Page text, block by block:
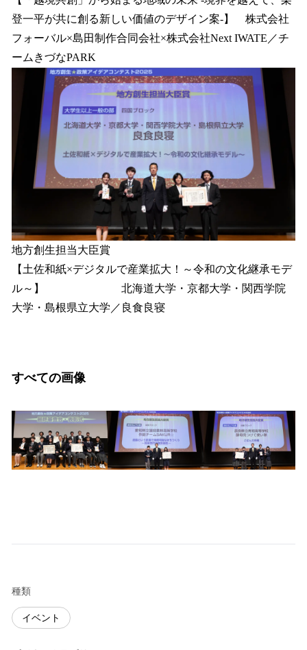
登一平が共に創る新しい価値のデザイン案-】 株式会社
フォーバル×島田制作合同会社×株式会社Next IWATE／チ
ームきづなPARK
地方創生担当大臣賞
【土佐和紙×デジタルで産業拡大！～令和の文化継承モデ
ル～】 北海道大学・京都大学・関西学院
大学・島根県立大学／良食良寝
すべての画像
種類
イベント